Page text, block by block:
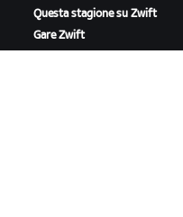
Questa stagione su Zwift
Gare Zwift